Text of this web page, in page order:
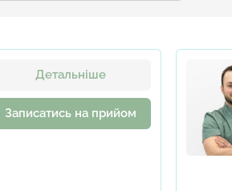
Детальніше
Записатись на прийом